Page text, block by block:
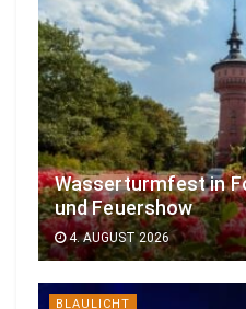
Wasserturmfest in
und Feuershow
4. AUGUST 2026
BLAULICHT